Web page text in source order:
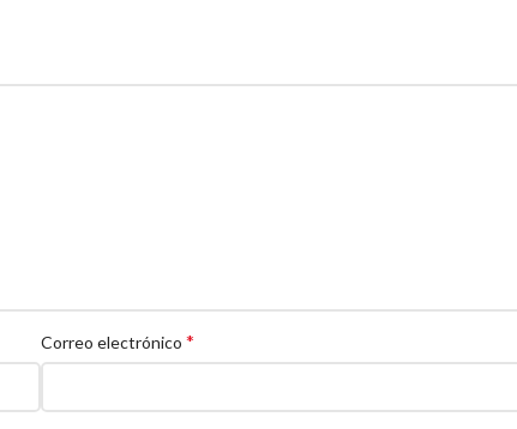
Correo electrónico *